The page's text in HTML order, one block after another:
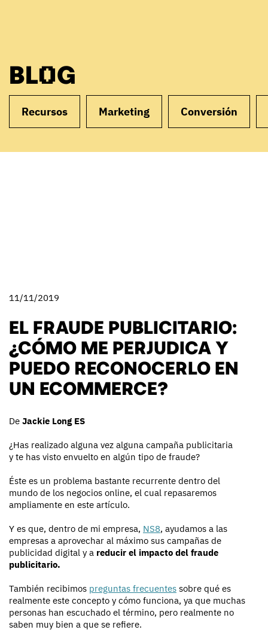
BLOG
Recursos Marketing Conversión
11/11/2019
EL FRAUDE PUBLICITARIO:
¿CÓMO ME PERJUDICA Y
PUEDO RECONOCERLO EN
UN ECOMMERCE?
De Jackie Long ES
¿Has realizado alguna vez alguna campaña publicitaria
y te has visto envuelto en algún tipo de fraude?
Éste es un problema bastante recurrente dentro del
mundo de los negocios online, el cual repasaremos
ampliamente en este artículo.
Y es que, dentro de mi empresa, NS8, ayudamos a las
empresas a aprovechar al máximo sus campañas de
publicidad digital y a reducir el impacto del fraude
publicitario.
También recibimos preguntas frecuentes sobre qué es
realmente este concepto y cómo funciona, ya que muchas
personas han escuchado el término, pero realmente no
saben muy bien a que se refiere.